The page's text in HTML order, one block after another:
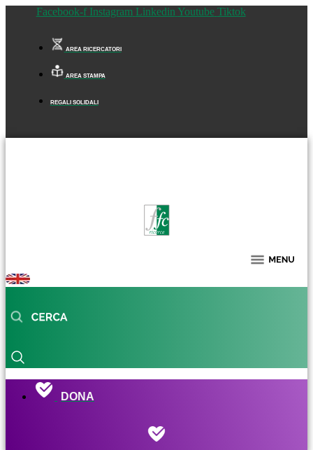
Facebook-f Instagram Linkedin Youtube Tiktok
AREA RICERCATORI
AREA STAMPA
REGALI SOLIDALI
DONA